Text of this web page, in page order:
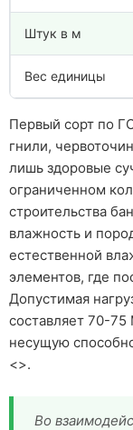
Штук в м
Вес единицы
Первый сорт по
гнили,
лишь здоровые
ограниченном
строительства
влажность и
естественной
элементов, где
Допустимая
составляет 70-
несущую
<>.
Во